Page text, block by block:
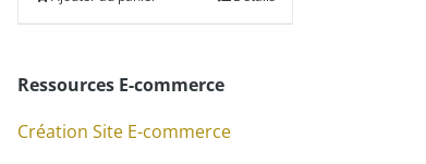
Ressources E-commerce
Création Site E-commerce